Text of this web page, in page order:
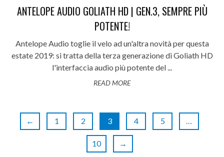
ANTELOPE AUDIO GOLIATH HD | GEN.3, SEMPRE PIÙ
POTENTE!
Antelope Audio toglie il velo ad un'altra novità per questa
estate 2019: si tratta della terza generazione di Goliath HD
l'interfaccia audio più potente del ...
READ MORE
← 1 2 3 4 5 …
10 →